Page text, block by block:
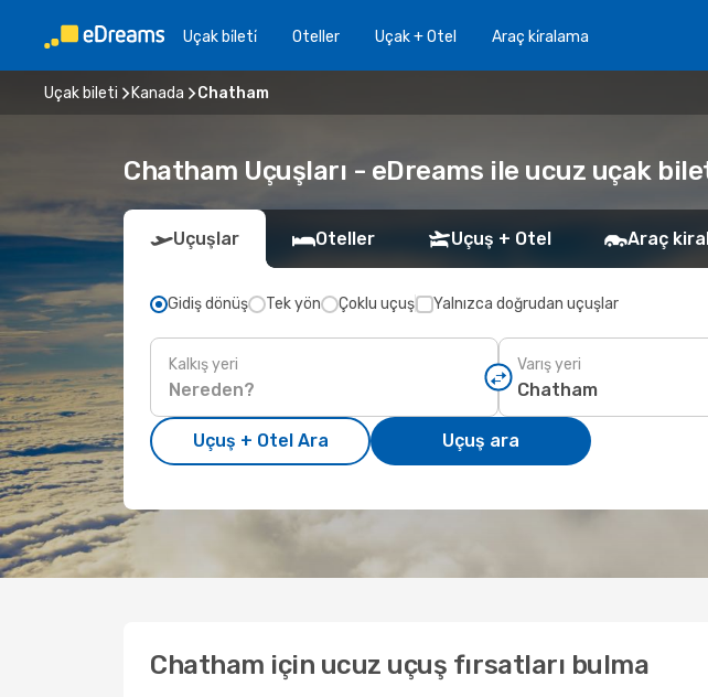
Uçak bi̇leti̇ Oteller Uçak + Otel Araç ki̇ralama
Uçak bileti Kanada Chatham
Chatham Uçuşları - eDreams ile ucuz uçak
Uçuşlar Oteller Uçuş + Otel Araç
Gidiş dönüş Tek yön Çoklu uçuş Yalnızca doğrudan uçuşlar
Kalkış yeri Varış yeri
Uçuş + Otel Ara Uçuş ara
Chatham için ucuz uçuş fırsatları bulma